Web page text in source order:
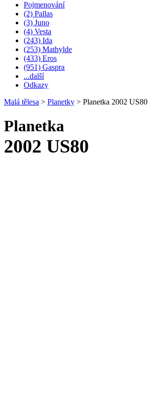
Pojmenování
(2) Pallas
(3) Juno
(4) Vesta
(243) Ida
(253) Mathylde
(433) Eros
(951) Gaspra
...další
Odkazy
Malá tělesa > Planetky > Planetka 2002 US80
Planetka
2002 US80